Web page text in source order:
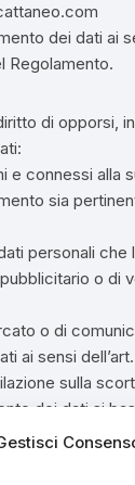
dei dati ai
Regolamento.
di opporsi,
e connessi alla
sia
personali che
o di
o di
ai sensi
sulla
dei dati si
ha il